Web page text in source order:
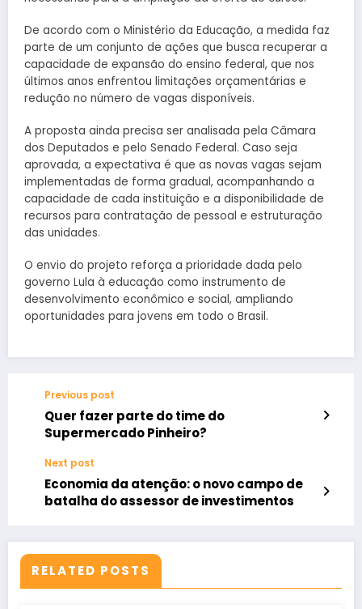
De acordo com o Ministério da Educação, a medida faz
parte de um conjunto de ações que busca recuperar a
capacidade de expansão do ensino federal, que nos
últimos anos enfrentou limitações orçamentárias e
redução no número de vagas disponíveis.
A proposta ainda precisa ser analisada pela Câmara
dos Deputados e pelo Senado Federal. Caso seja
aprovada, a expectativa é que as novas vagas sejam
implementadas de forma gradual, acompanhando a
capacidade de cada instituição e a disponibilidade de
recursos para contratação de pessoal e estruturação
das unidades.
O envio do projeto reforça a prioridade dada pelo
governo Lula à educação como instrumento de
desenvolvimento econômico e social, ampliando
oportunidades para jovens em todo o Brasil.
Previous post
Quer fazer parte do time do
Supermercado Pinheiro?
Next post
Economia da atenção: o novo campo de
batalha do assessor de investimentos
RELATED POSTS